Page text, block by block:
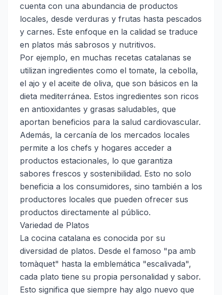
cuenta con una abundancia de productos
locales, desde verduras y frutas hasta pescados
y carnes. Este enfoque en la calidad se traduce
en platos más sabrosos y nutritivos.
Por ejemplo, en muchas recetas catalanas se
utilizan ingredientes como el tomate, la cebolla,
el ajo y el aceite de oliva, que son básicos en la
dieta mediterránea. Estos ingredientes son ricos
en antioxidantes y grasas saludables, que
aportan beneficios para la salud cardiovascular.
Además, la cercanía de los mercados locales
permite a los chefs y hogares acceder a
productos estacionales, lo que garantiza
sabores frescos y sostenibilidad. Esto no solo
beneficia a los consumidores, sino también a los
productores locales que pueden ofrecer sus
productos directamente al público.
Variedad de Platos
La cocina catalana es conocida por su
diversidad de platos. Desde el famoso "pa amb
tomàquet" hasta la emblemática "escalivada",
cada plato tiene su propia personalidad y sabor.
Esto significa que siempre hay algo nuevo que